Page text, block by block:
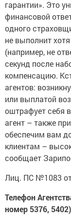
гарантии». Это
финансовой
одного
не выполнит
(например, не
секунд после
компенсацию.
агентов:
или выплатой
оштрафует себя
агент – также
обеспечим вам
клиентам –
сообщает
Лиц. ПС №1083
Телефон
номер 5376,